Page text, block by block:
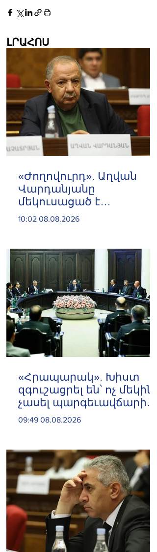
ԼՐԱՀՈՍ
«Ժողովուրդ». Աղվան
Վարդանյանը
մեկուսացած է
խմբակցությունից
10:02 08.08.2026
«Հրապարակ». Խիստ
զգուշացրել են՝ ոչ մեկին
չասել պարգեւավճարի
չափը, սպառնացել
09:49 08.08.2026